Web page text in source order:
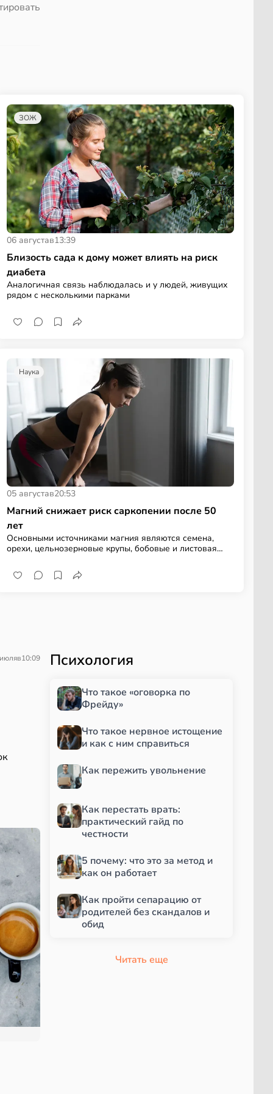
ЗОЖ
06 августав13:39
Близость сада к дому может влиять на риск
диабета
Аналогичная связь наблюдалась и у людей, живущих
рядом с несколькими парками
Наука
05 августав20:53
Магний снижает риск саркопении после 50
лет
Основными источниками магния являются семена,
орехи, цельнозерновые крупы, бобовые и листовая
в10:09 Психология
Что такое «оговорка по
Фрейду»
Что такое нервное истощение
и как с ним справиться
Как пережить увольнение
Как перестать врать:
практический гайд по
честности
5 почему: что это за метод и
как он работает
Как пройти сепарацию от
родителей без скандалов и
обид
Читать еще